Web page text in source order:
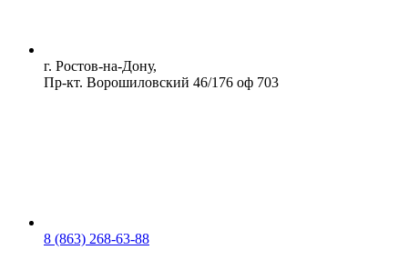
г. Ростов-на-Дону,
Пр-кт. Ворошиловский 46/176 оф 703
8 (863) 268-63-88